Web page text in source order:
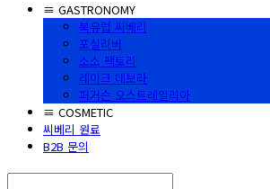
≡ GASTRONOMY
북유럽 씨베리
포실리버
소소 팩토리
레이크 데보라
퍼거슨 오스트레일리아
≡ COSMETIC
씨베리 원료
B2B 문의